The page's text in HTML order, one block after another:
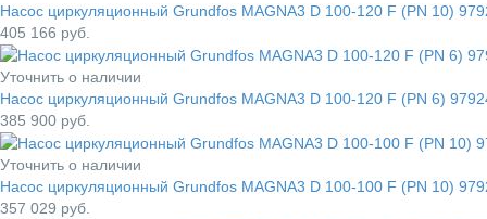
Насос циркуляционный Grundfos MAGNA3 D 100-120 F (PN 10)
405 166 руб.
Уточнить о наличии
Насос циркуляционный Grundfos MAGNA3 D 100-120 F (PN 6)
385 900 руб.
Уточнить о наличии
Насос циркуляционный Grundfos MAGNA3 D 100-100 F (PN 10)
357 029 руб.